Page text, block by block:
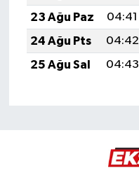
23 Ağu Paz
04:41
24 Ağu Pts
04:42
25 Ağu Sal
04:43